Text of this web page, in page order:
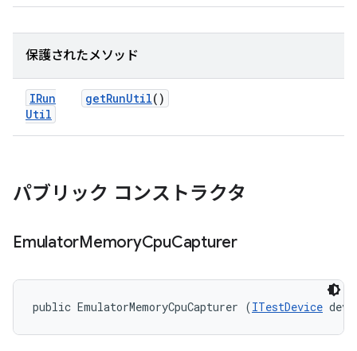
保護されたメソッド
IRun
Util
getRunUtil()
パブリック コンストラクタ
EmulatorMemoryCpuCapturer
public EmulatorMemoryCpuCapturer (ITestDevice